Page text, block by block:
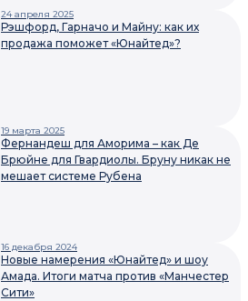
24 апреля 2025
Рэшфорд, Гарначо и Майну: как их
продажа поможет «Юнайтед»?
19 марта 2025
Фернандеш для Аморима – как Де
Брюйне для Гвардиолы. Бруну никак не
мешает системе Рубена
16 декабря 2024
Новые намерения «Юнайтед» и шоу
Амада. Итоги матча против «Манчестер
Сити»